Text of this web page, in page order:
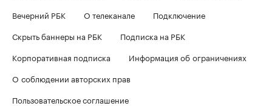
Вечерний РБК
О телеканале
Подключение
Скрыть баннеры на РБК
Подписка на РБК
Корпоративная подписка
Информация об ограничениях
О соблюдении авторских прав
Пользовательское соглашение